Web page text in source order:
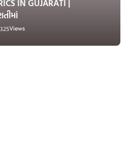
IN GUJARATI |
325Views